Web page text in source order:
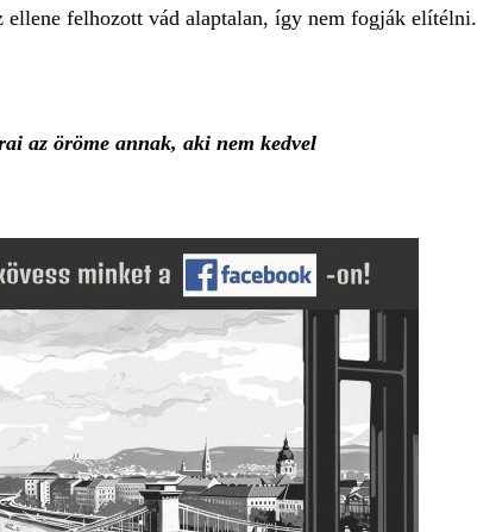
ellene felhozott vád alaptalan, így nem fogják elítélni.
az öröme annak, aki nem kedvel